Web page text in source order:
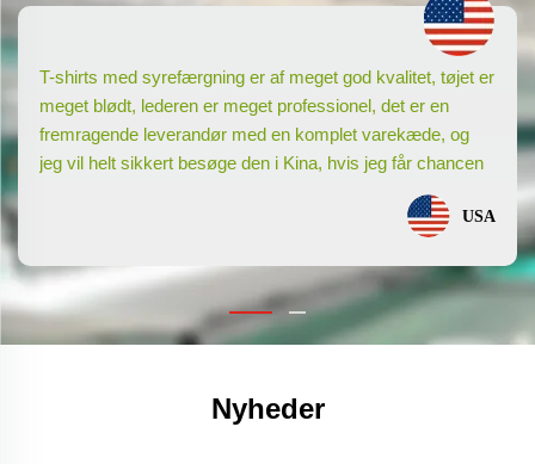
produkt af super god kvalitet, sælger meget
reaktionsdygtig, god rådgivning, virksomhed meget meget
hurtig og ekspres levering. Jeg anbefaler +++ tak Vito for
din service
Frankrig
Nyheder